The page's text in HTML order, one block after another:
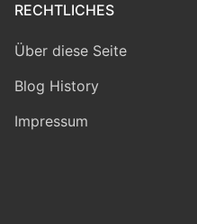
RECHTLICHES
Über diese Seite
Blog History
Impressum